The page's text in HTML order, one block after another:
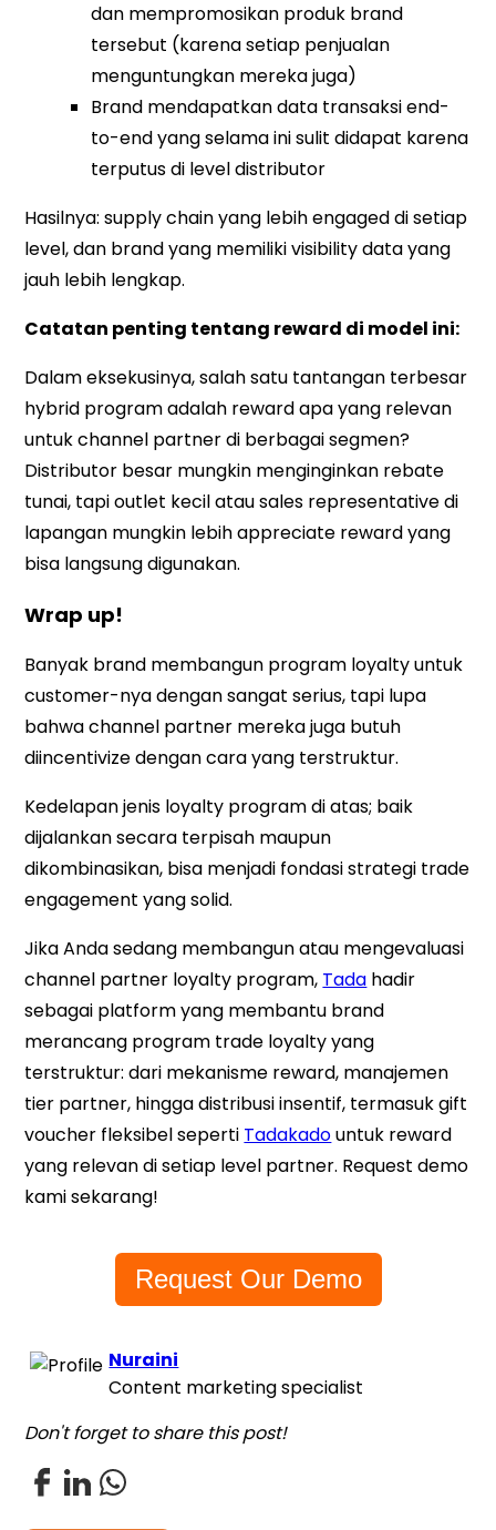
dan mempromosikan produk brand
tersebut (karena setiap penjualan
menguntungkan mereka juga)
Brand mendapatkan data transaksi end-
to-end yang selama ini sulit didapat karena
terputus di level distributor
Hasilnya: supply chain yang lebih engaged di setiap
level, dan brand yang memiliki visibility data yang
jauh lebih lengkap.
Catatan penting tentang reward di model ini:
Dalam eksekusinya, salah satu tantangan terbesar
hybrid program adalah reward apa yang relevan
untuk channel partner di berbagai segmen?
Distributor besar mungkin menginginkan rebate
tunai, tapi outlet kecil atau sales representative di
lapangan mungkin lebih appreciate reward yang
bisa langsung digunakan.
Wrap up!
Banyak brand membangun program loyalty untuk
customer-nya dengan sangat serius, tapi lupa
bahwa channel partner mereka juga butuh
diincentivize dengan cara yang terstruktur.
Kedelapan jenis loyalty program di atas; baik
dijalankan secara terpisah maupun
dikombinasikan, bisa menjadi fondasi strategi trade
engagement yang solid.
Jika Anda sedang membangun atau mengevaluasi
channel partner loyalty program, Tada hadir
sebagai platform yang membantu brand
merancang program trade loyalty yang
terstruktur: dari mekanisme reward, manajemen
tier partner, hingga distribusi insentif, termasuk gift
voucher fleksibel seperti Tadakadountuk reward
yang relevan di setiap level partner. Request demo
kami sekarang!
Request Our Demo
Nuraini
Content marketing specialist
Don't forget to share this post!